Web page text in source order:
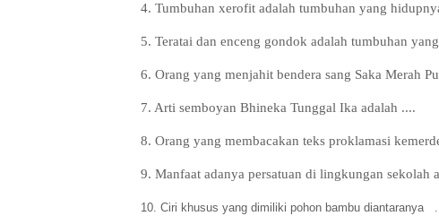
4. Tumbuhan xerofit adalah tumbuhan yang
5. Teratai dan enceng gondok adalah tumbuhan
6. Orang yang menjahit bendera sang Saka Merah
7. Arti semboyan Bhineka Tunggal Ika adalah ....
8. Orang yang membacakan teks proklamasi
9. Manfaat adanya persatuan di lingkungan sekolah
10. Ciri khusus yang dimiliki pohon bambu diantaranya